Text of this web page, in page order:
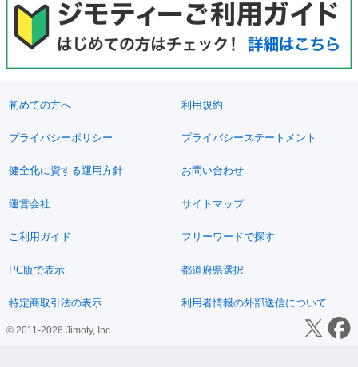
初めての方へ 利用規約
プライバシーポリシー プライバシーステートメント
健全化に資する運用方針 お問い合わせ
運営会社 サイトマップ
ご利用ガイド フリーワードで探す
PC版で表示 都道府県選択
特定商取引法の表示 利用者情報の外部送信について
© 2011-2026 Jimoty, Inc.